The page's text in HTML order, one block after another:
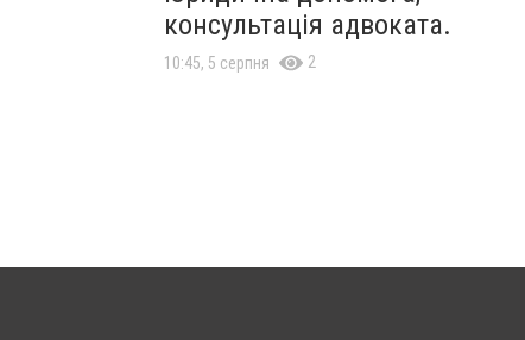
консультація адвоката.
10:45, 5 серпня 2